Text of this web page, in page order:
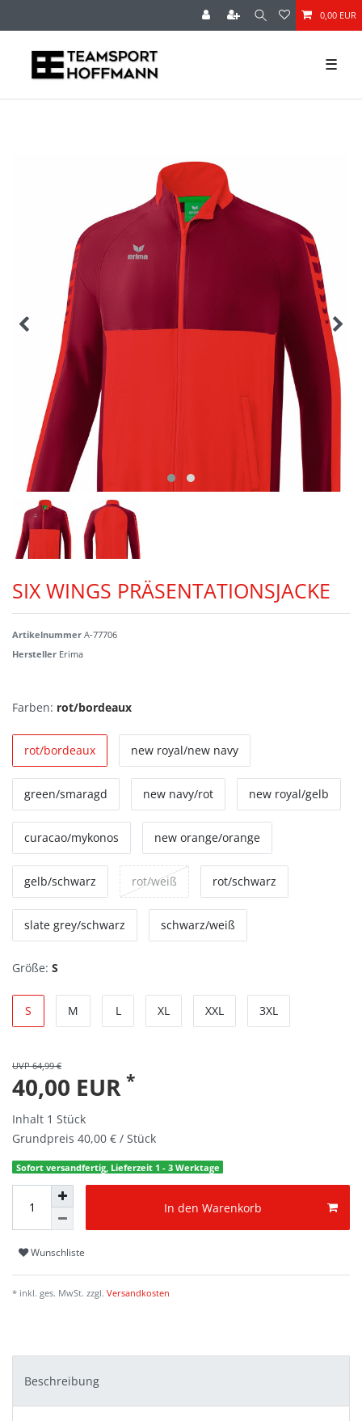
0,00 EUR
☰
SIX WINGS PRÄSENTATIONSJACKE
Artikelnummer A-77706
Hersteller Erima
Farben: rot/bordeaux
rot/bordeaux new royal/new navy
green/smaragd new navy/rot new royal/gelb
curacao/mykonos new orange/orange
gelb/schwarz rot/weiß rot/schwarz
slate grey/schwarz schwarz/weiß
Größe: S
S M L XL XXL 3XL
UVP 64,99 €
40,00 EUR *
Inhalt 1 Stück
Grundpreis 40,00 € / Stück
Sofort versandfertig, Lieferzeit 1 - 3 Werktage
In den Warenkorb
Wunschliste
* inkl. ges. MwSt. zzgl. Versandkosten
Beschreibung